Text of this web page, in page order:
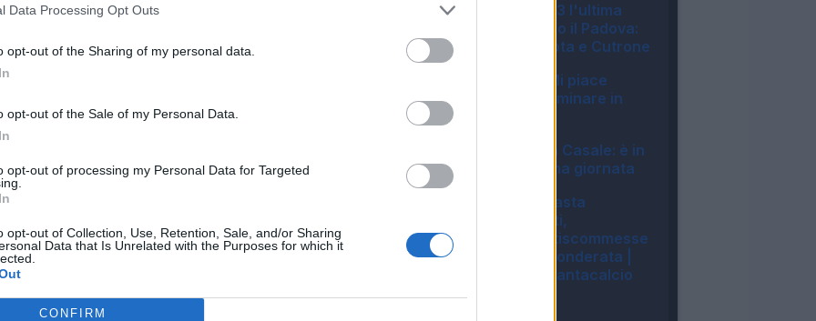
Data Processing Opt Outs
opt-out of the Sharing of my personal data.
opt-out of the Sale of my Personal Data.
opt-out of processing my Personal Data for Targeted
opt-out of Collection, Use, Retention, Sale, and/or Sharing
Data that Is Unrelated with the Purposes for which it
CONFIRM
due calciatori
Partite a voto
Fantamedia
Gol
-
Assists
Monza, finisce 3-3 l'ultima
amichevole contro il Padova:
in gol Pessina, Mota e Cutrone
22:50
Milan, Jashari: "Mi piace
Amorim, vuole dominare in
mezzo al campo"
Bologna, si ferma Casale: è in
dubbio per la prima giornata
20:13
LIVE! Guida per l'asta
perfetta: campetti,
scommesse e antiscommesse
| Griglia Portieri ponderata |
Summer Vibes | Fantacalcio
TV